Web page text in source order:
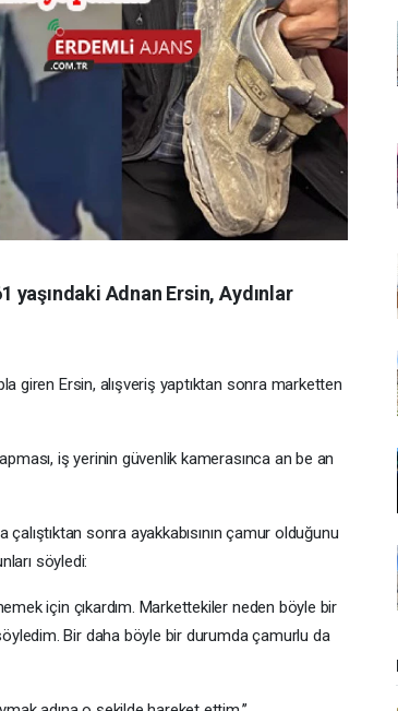
Adnan Ersin, Aydınlar
giren Ersin, alışveriş yaptıktan sonra marketten
iş yerinin güvenlik kamerasınca an be an
sonra ayakkabısının çamur olduğunu
söyledi:
için çıkardım. Markettekiler neden böyle bir
Bir daha böyle bir durumda çamurlu da